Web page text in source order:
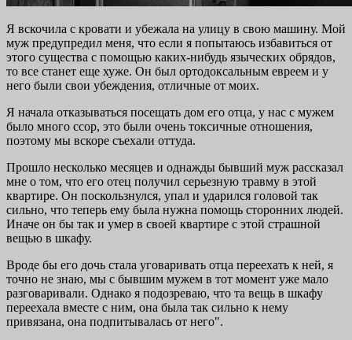
Я вскочила с кровати и убежала на улицу в свою машину. Мой
муж предупредил меня, что если я попытаюсь избавиться от
этого существа с помощью каких-нибудь языческих обрядов,
то все станет еще хуже. Он был ортодоксальным евреем и у
него были свои убеждения, отличные от моих.
Я начала отказываться посещать дом его отца, у нас с мужем
было много ссор, это были очень токсичные отношения,
поэтому мы вскоре съехали оттуда.
Прошло несколько месяцев и однажды бывший муж рассказал
мне о том, что его отец получил серьезную травму в этой
квартире. Он поскользнулся, упал и ударился головой так
сильно, что теперь ему была нужна помощь сторонних людей.
Иначе он бы так и умер в своей квартире с этой страшной
вещью в шкафу.
Вроде бы его дочь стала уговаривать отца переехать к ней, я
точно не знаю, мы с бывшим мужем в тот момент уже мало
разговаривали. Однако я подозреваю, что та вещь в шкафу
переехала вместе с ним, она была так сильно к нему
привязана, она подпитывалась от него".